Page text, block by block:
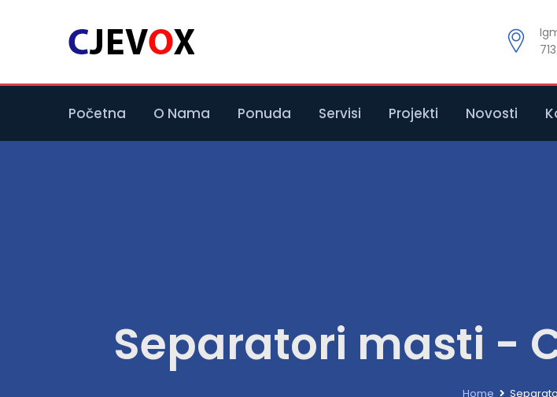
Početna O Nama Ponuda Servisi Projekti Novosti
Separatori masti -
Home